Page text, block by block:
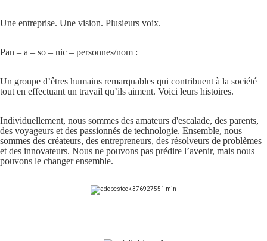
Une entreprise. Une vision. Plusieurs voix.
Pan – a – so – nic – personnes/nom :
Un groupe d’êtres humains remarquables qui contribuent à la société
tout en effectuant un travail qu’ils aiment. Voici leurs histoires.
Individuellement, nous sommes des amateurs d'escalade, des parents,
des voyageurs et des passionnés de technologie. Ensemble, nous
sommes des créateurs, des entrepreneurs, des résolveurs de problèmes
et des innovateurs. Nous ne pouvons pas prédire l’avenir, mais nous
pouvons le changer ensemble.